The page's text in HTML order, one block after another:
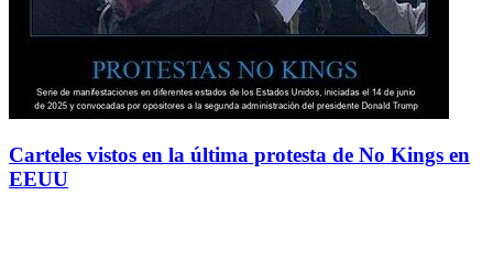
Carteles vistos en la última protesta de No Kings en
EEUU